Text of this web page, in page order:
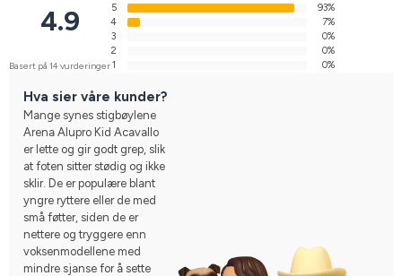
4.9
Basert på 14 vurderinger
5
93%
4
7%
3
0%
2
0%
1
0%
Hva sier våre kunder?
Mange synes stigbøylene
Arena Alupro Kid Acavallo
er lette og gir godt grep, slik
at foten sitter stødig og ikke
sklir. De er populære blant
yngre ryttere eller de med
små føtter, siden de er
nettere og tryggere enn
voksenmodellene med
mindre sjanse for å sette